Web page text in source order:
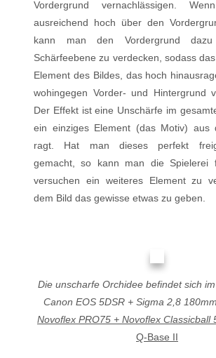
Vordergrund vernachlässigen.
ausreichend hoch über den
kann man den Vordergrund
Schärfeebene zu verdecken, sodass
Element des Bildes, das hoch
wohingegen Vorder- und Hintergrund
Der Effekt ist eine Unschärfe im
ein einziges Element (das Motiv) aus
ragt. Hat man dieses perfekt
gemacht, so kann man die Spielerei
versuchen ein weiteres Element zu
dem Bild das gewisse etwas zu geben.
Die unscharfe Orchidee befindet sich
Canon EOS 5DSR + Sigma 2,8
Novoflex PRO75 + Novoflex Classicball
Q-Base II